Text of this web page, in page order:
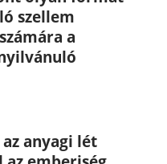
szellem
a
anyagi lét